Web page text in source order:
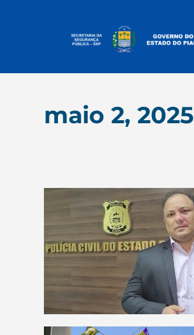
maio 2, 2025